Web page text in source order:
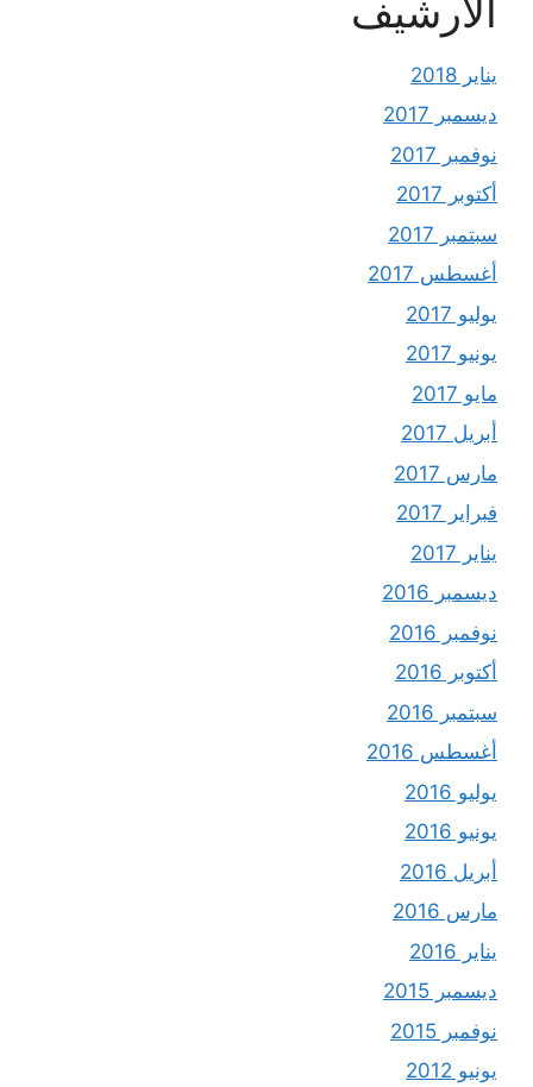
الأرشيف
يناير 2018
ديسمبر 2017
نوفمبر 2017
أكتوبر 2017
سبتمبر 2017
أغسطس 2017
يوليو 2017
يونيو 2017
مايو 2017
أبريل 2017
مارس 2017
فبراير 2017
يناير 2017
ديسمبر 2016
نوفمبر 2016
أكتوبر 2016
سبتمبر 2016
أغسطس 2016
يوليو 2016
يونيو 2016
أبريل 2016
مارس 2016
يناير 2016
ديسمبر 2015
نوفمبر 2015
يونيو 2012